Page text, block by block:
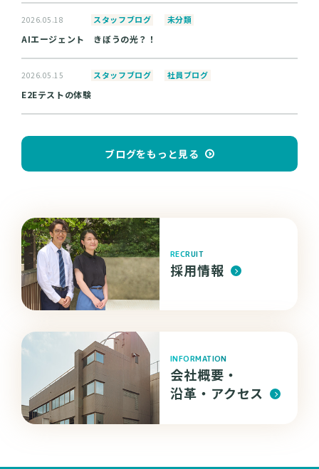
2026.05.18 スタッフブログ 未分類
AIエージェント きぼうの光？！
2026.05.15 スタッフブログ 社員ブログ
E2Eテストの体験
ブログをもっと見る
RECRUIT
採用情報
INFORMATION
会社概要・
沿革・ アクセス